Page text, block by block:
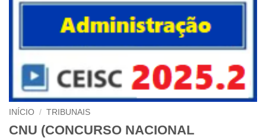
INÍCIO / TRIBUNAIS
CNU (CONCURSO NACIONAL